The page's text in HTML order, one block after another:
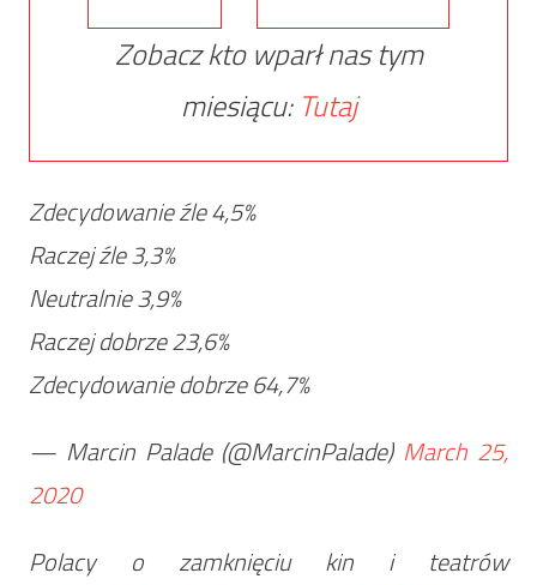
Zobacz kto wparł nas tym
miesiącu: Tutaj
Zdecydowanie źle 4,5%
Raczej źle 3,3%
Neutralnie 3,9%
Raczej dobrze 23,6%
Zdecydowanie dobrze 64,7%
— Marcin Palade (@MarcinPalade) March 25,
2020
Polacy o zamknięciu kin i teatrów